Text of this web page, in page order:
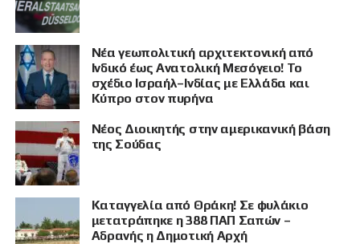
Νέα γεωπολιτική αρχιτεκτονική από
Ινδικό έως Ανατολική Μεσόγειο! Το
σχέδιο Ισραήλ–Ινδίας με Ελλάδα και
Κύπρο στον πυρήνα
Νέος Διοικητής στην αμερικανική βάση
της Σούδας
Καταγγελία από Θράκη! Σε φυλάκιο
μετατράπηκε η 388 ΠΑΠ Σαπών –
Αδρανής η Δημοτική Αρχή